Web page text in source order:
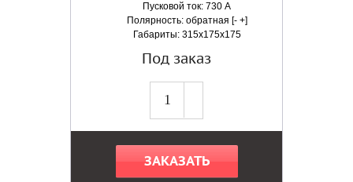
Пусковой ток: 730 А
Полярность: обратная [- +]
Габариты: 315x175x175
Под заказ
ЗАКАЗАТЬ